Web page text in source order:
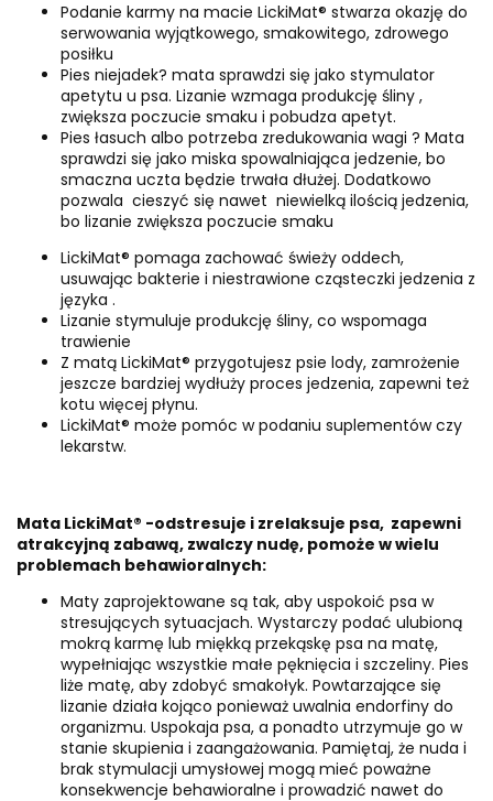
Podanie karmy na macie LickiMat® stwarza okazję do
serwowania wyjątkowego, smakowitego, zdrowego
posiłku
Pies niejadek? mata sprawdzi się jako stymulator
apetytu u psa. Lizanie wzmaga produkcję śliny ,
zwiększa poczucie smaku i pobudza apetyt.
Pies łasuch albo potrzeba zredukowania wagi ? Mata
sprawdzi się jako miska spowalniająca jedzenie, bo
smaczna uczta będzie trwała dłużej. Dodatkowo
pozwala cieszyć się nawet niewielką ilością jedzenia,
bo lizanie zwiększa poczucie smaku
LickiMat® pomaga zachować świeży oddech,
usuwając bakterie i niestrawione cząsteczki jedzenia z
języka .
Lizanie stymuluje produkcję śliny, co wspomaga
trawienie
Z matą LickiMat® przygotujesz psie lody, zamrożenie
jeszcze bardziej wydłuży proces jedzenia, zapewni też
kotu więcej płynu.
LickiMat® może pomóc w podaniu suplementów czy
lekarstw.
Mata LickiMat® -odstresuje i zrelaksuje psa, zapewni
atrakcyjną zabawą, zwalczy nudę, pomoże w wielu
problemach behawioralnych:
Maty zaprojektowane są tak, aby uspokoić psa w
stresujących sytuacjach. Wystarczy podać ulubioną
mokrą karmę lub miękką przekąskę psa na matę,
wypełniając wszystkie małe pęknięcia i szczeliny. Pies
liże matę, aby zdobyć smakołyk. Powtarzające się
lizanie działa kojąco ponieważ uwalnia endorfiny do
organizmu. Uspokaja psa, a ponadto utrzymuje go w
stanie skupienia i zaangażowania. Pamiętaj, że nuda i
brak stymulacji umysłowej mogą mieć poważne
konsekwencje behawioralne i prowadzić nawet do